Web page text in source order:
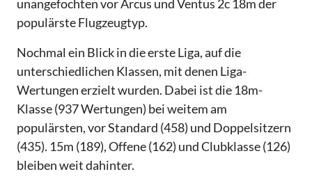
unangefochten vor Arcus und Ventus 2c 18m der
populärste Flugzeugtyp.
Nochmal ein Blick in die erste Liga, auf die
unterschiedlichen Klassen, mit denen Liga-
Wertungen erzielt wurden. Dabei ist die 18m-
Klasse (937 Wertungen) bei weitem am
populärsten, vor Standard (458) und Doppelsitzern
(435). 15m (189), Offene (162) und Clubklasse (126)
bleiben weit dahinter.